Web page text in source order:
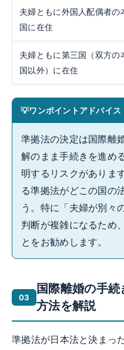
夫婦ともに外国人配偶者の
国に在住
夫婦ともに第三国（双方の
国以外）に在住
ワンポイントアドバイス
準拠法の決定は国際離
解のまま手続きを進め
明するリスクがありま
る準拠法がどこの国の
う。特に「夫婦が別々
判断が複雑になるため
とをお勧めします。
国際離婚の手
方法を解説
準拠法が日本法と決まっ